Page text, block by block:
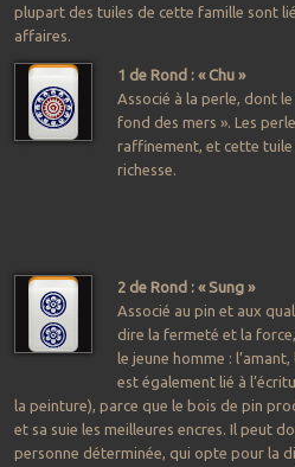
plupart des tuiles de cette famille sont
affaires.
1 de Rond : « Chu »
Associé à la perle, dont
fond des mers ». Les
raffinement, et cette tuile
richesse.
2 de Rond : « Sung »
Associé au pin et aux
dire la fermeté et la
le jeune homme :
est également lié à
la peinture), parce que le bois de pin
et sa suie les meilleures encres. Il peut
personne déterminée, qui opte pour la